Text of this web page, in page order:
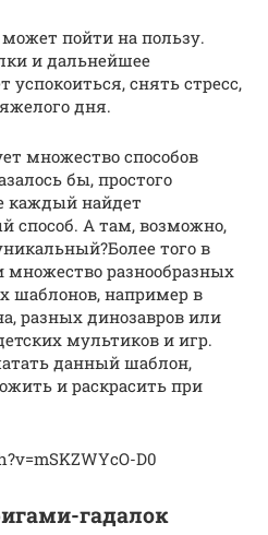
пойти на пользу.
и дальнейшее
успокоиться, снять стресс,
дня.
множество способов
бы, простого
каждый найдет
способ. А там, возможно,
того в
разнообразных
шаблонов, например в
разных динозавров или
мультиков и игр.
данный шаблон,
и раскрасить при
D0
гадалок